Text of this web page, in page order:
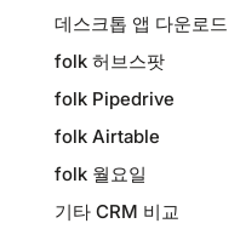
데스크톱 앱 다운로드
folk 허브스팟
folk Pipedrive
folk Airtable
folk 월요일
기타 CRM 비교